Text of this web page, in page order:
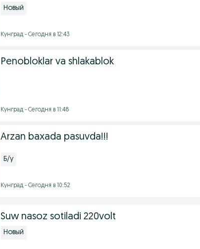
Новый
Кунград - Сегодня в 12:43
Penobloklar va shlakablok
Кунград - Сегодня в 11:48
Arzan baxada pasuvda!!!
Б/у
Кунград - Сегодня в 10:52
Suw nasoz sotiladi 220volt
Новый